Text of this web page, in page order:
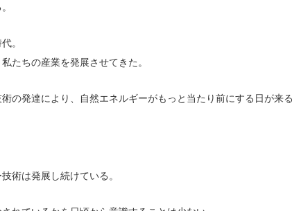
。
たちの産業を発展させてきた。
の発達により、自然エネルギーがもっと当たり前にする日が来る
術は発展し続けている。